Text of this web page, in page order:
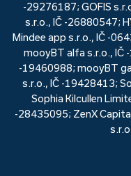
-29276187; GOFIS
s.r.o., IČ -26880547;
Mindee app s.r.o., IČ -
mooyBT alfa s.r.o., IČ
-19460988; mooyBT
s.r.o., IČ -19428413;
Sophia Kilcullen
-28435095; ZenX